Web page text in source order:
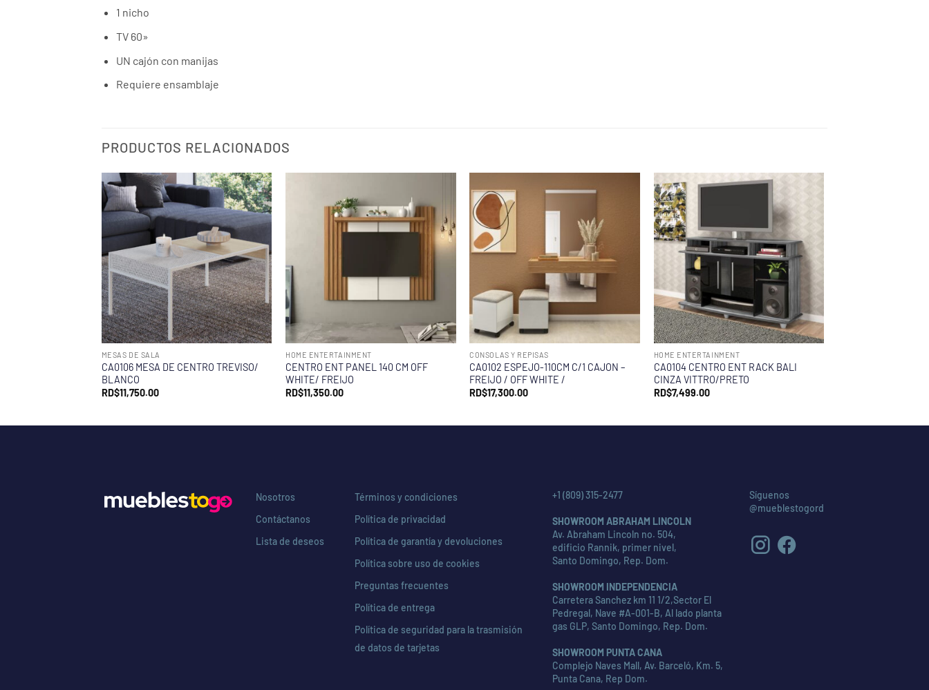
1 nicho
TV 60»
UN cajón con manijas
Requiere ensamblaje
PRODUCTOS RELACIONADOS
MESAS DE SALA
CA0106 MESA DE CENTRO TREVISO/
BLANCO
RD$11,750.00
HOME ENTERTAINMENT
CENTRO ENT PANEL 140 CM OFF
WHITE/ FREIJO
RD$11,350.00
CONSOLAS Y REPISAS
CA0102 ESPEJO-110CM C/1 CAJON –
FREIJO / OFF WHITE /
RD$17,300.00
HOME ENTERTAINMENT
CA0104 CENTRO ENT RACK BALI
CINZA VITTRO/PRETO
RD$7,499.00
Nosotros
Contáctanos
Lista de deseos
Términos y condiciones
Política de privacidad
Política de garantía y devoluciones
Política sobre uso de cookies
Preguntas frecuentes
Política de entrega
Política de seguridad para la trasmisión
de datos de tarjetas
+1 (809) 315-2477
SHOWROOM ABRAHAM LINCOLN
Av. Abraham Lincoln no. 504,
edificio Rannik, primer nivel,
Santo Domingo, Rep. Dom.
SHOWROOM INDEPENDENCIA
Carretera Sanchez km 11 1/2,Sector El
Pedregal, Nave #A-001-B, Al lado planta
gas GLP, Santo Domingo, Rep. Dom.
SHOWROOM PUNTA CANA
Complejo Naves Mall, Av. Barceló, Km. 5,
Punta Cana, Rep Dom.
Síguenos
@mueblestogord